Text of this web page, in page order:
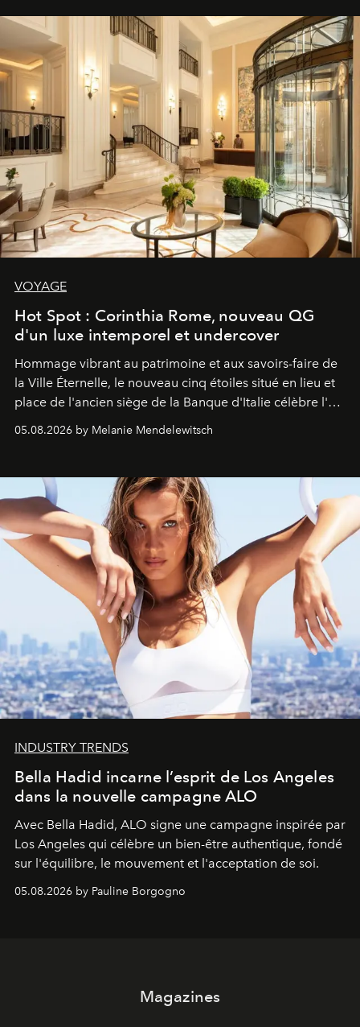
VOYAGE
Hot Spot : Corinthia Rome, nouveau QG
d'un luxe intemporel et undercover
Hommage vibrant au patrimoine et aux savoirs-faire de
la Ville Éternelle, le nouveau cinq étoiles situé en lieu et
place de l'ancien siège de la Banque d'Italie célèbre l'art
de vivre Romain dans toute son élégance intemporelle.
05.08.2026 by Melanie Mendelewitsch
INDUSTRY TRENDS
Bella Hadid incarne l’esprit de Los Angeles
dans la nouvelle campagne ALO
Avec Bella Hadid, ALO signe une campagne inspirée par
Los Angeles qui célèbre un bien-être authentique, fondé
sur l'équilibre, le mouvement et l'acceptation de soi.
05.08.2026 by Pauline Borgogno
Magazines